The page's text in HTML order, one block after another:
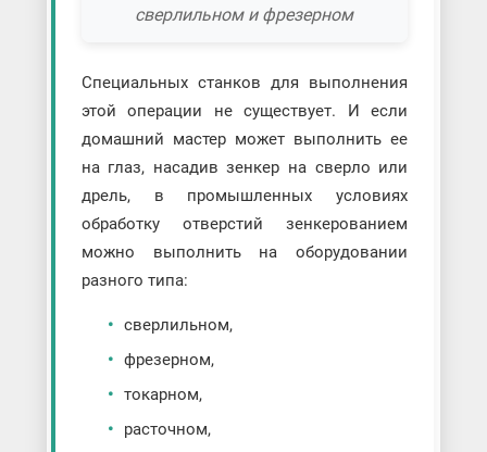
сверлильном и фрезерном
Специальных станков для выполнения
этой операции не существует. И если
домашний мастер может выполнить ее
на глаз, насадив зенкер на сверло или
дрель, в промышленных условиях
обработку отверстий зенкерованием
можно выполнить на оборудовании
разного типа:
сверлильном,
фрезерном,
токарном,
расточном,